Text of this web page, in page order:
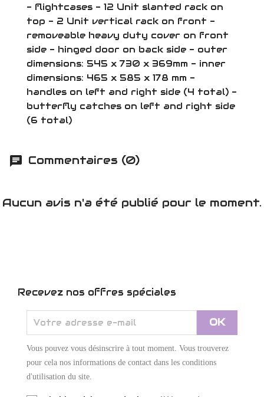
- flightcases - 12 Unit slanted rack on
top - 2 Unit vertical rack on front -
removeable heavy duty cover on front
side - hinged door on back side - outer
dimensions: 545 x 730 x 369mm - inner
dimensions: 465 x 585 x 178 mm -
handles on left and right side (4 total) -
butterfly catches on left and right side
(6 total)
Commentaires (0)
Aucun avis n'a été publié pour le moment.
Recevez nos offres spéciales
Vous pouvez vous désinscrire à tout moment. Vous trouverez
pour cela nos informations de contact dans les conditions
d'utilisation du site.